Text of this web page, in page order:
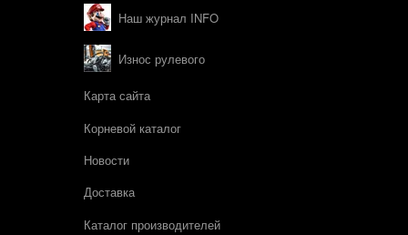
Наш журнал INFO
Износ рулевого
Карта сайта
Корневой каталог
Новости
Доставка
Каталог производителей